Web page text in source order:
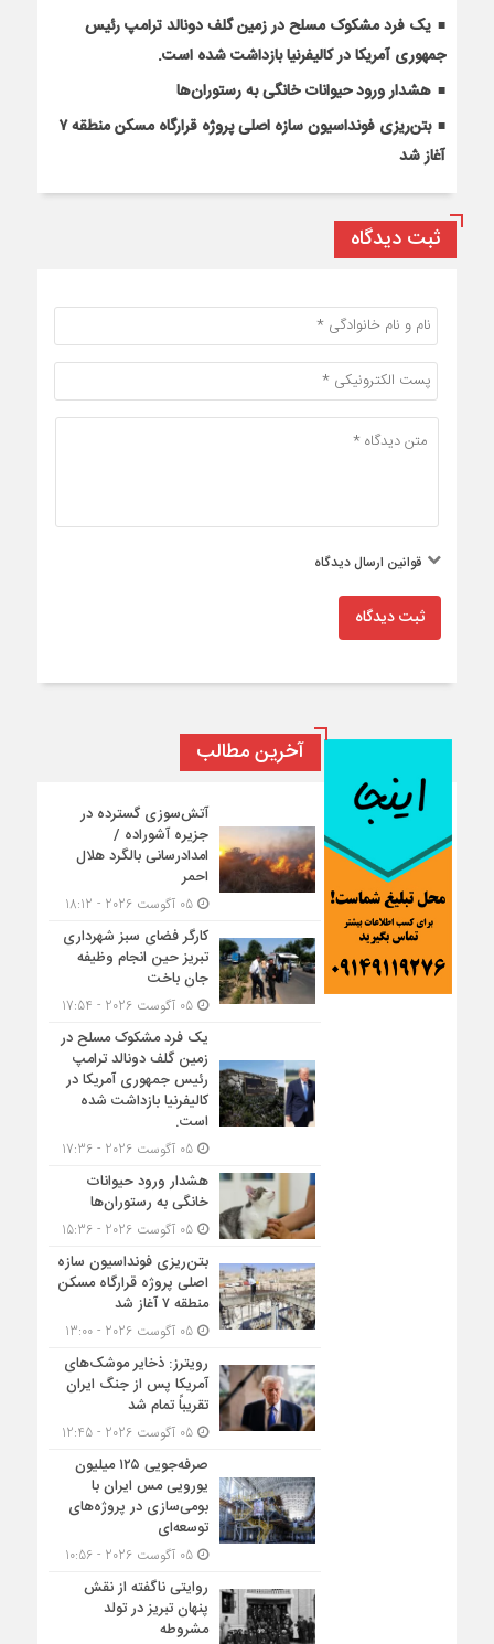
یک فرد مشکوک مسلح در زمین گلف دونالد ترامپ رئیس
جمهوری آمریکا در کالیفرنیا بازداشت شده است.
هشدار ورود حیوانات خانگی به رستوران‌ها
بتن‌ریزی فونداسیون سازه اصلی پروژه قرارگاه مسکن منطقه ۷
آغاز شد
ثبت دیدگاه
قوانین ارسال دیدگاه
ثبت دیدگاه
آخرین مطالب
آتش‌سوزی گسترده در
جزیره آشوراده /
امدادرسانی بالگرد هلال
احمر
05 آگوست 2026 - 18:12
کارگر فضای سبز شهرداری
تبریز حین انجام وظیفه
جان باخت
05 آگوست 2026 - 17:54
یک فرد مشکوک مسلح در
زمین گلف دونالد ترامپ
رئیس جمهوری آمریکا در
کالیفرنیا بازداشت شده
است.
05 آگوست 2026 - 17:36
هشدار ورود حیوانات
خانگی به رستوران‌ها
05 آگوست 2026 - 15:36
بتن‌ریزی فونداسیون سازه
اصلی پروژه قرارگاه مسکن
منطقه ۷ آغاز شد
05 آگوست 2026 - 13:00
رویترز: ذخایر موشک‌های
آمریکا پس از جنگ ایران
تقریباً تمام شد
05 آگوست 2026 - 12:45
صرفه‌جویی ۱۲۵ میلیون
یورویی مس ایران با
بومی‌سازی در پروژه‌های
توسعه‌ای
05 آگوست 2026 - 10:56
روایتی ناگفته از نقش
پنهان تبریز در تولد
مشروطه